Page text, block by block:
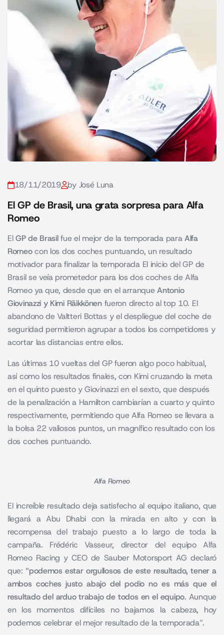
18/11/2019 by José Luna
El GP de Brasil, una grata sorpresa para Alfa
Romeo
ElGP de Brasilfue el mejor de la temporada paraAlfa
Romeocon los dos coches puntuando, un resultado
motivador para finalizar la temporada El inicio del GP de
Brasil se veía prometedor para los dos coches de Alfa
Romeo ya que, desde que en el arranqueAntonio
Giovinazzi y Kimi Räikkönenfueron directo al top 10. El
abandono de Valtteri Bottas y el despliegue del coche de
seguridad permitieron agrupar a todos los competidores y
acortar las distancias entre ellos.
Las últimas 10 vueltas del GP fueron algo poco habitual,
así como los resultados finales, con Kimi cruzando la meta
en el quinto puesto y Giovinazzi en el sexto, que después
de la penalización a Hamilton cambiarían a cuarto y quinto
respectivamente, permitiendo que Alfa Romeo se llevara a
la bolsa 22 valiosos puntos, un magnífico resultado con los
dos coches puntuando.
Alfa Romeo
El increíble resultado deja satisfecho al equipo italiano, que
llegará a Abu Dhabi con la mirada en alto y con la
recompensa del trabajo puesto a lo largo de toda la
campaña. Frédéric Vasseur, director del equipo Alfa
Romeo Racing y CEO de Sauber Motorsport AG declaró
que: “podemos estar orgullosos de este resultado, tener a
ambos coches justo abajo del podio no es más que el
resultado del arduo trabajo de todos en el equipo. Aunque
en los momentos difíciles no bajamos la cabeza, hoy
podemos celebrar el mejor resultado de la temporada”.